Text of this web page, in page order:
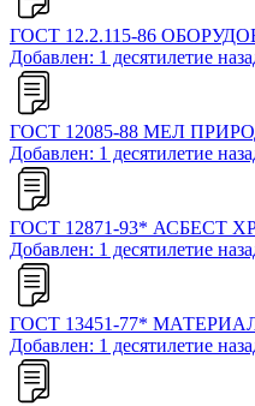
ГОСТ 12.2.115-86
Добавлен: 1 десятилетие
ГОСТ 12085-88 МЕЛ
Добавлен: 1 десятилетие
ГОСТ 12871-93*
Добавлен: 1 десятилетие
ГОСТ 13451-77*
Добавлен: 1 десятилетие